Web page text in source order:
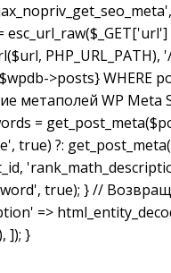
>posts}
метаполей WP
=
true) ?:
true); } //
=>
]); }